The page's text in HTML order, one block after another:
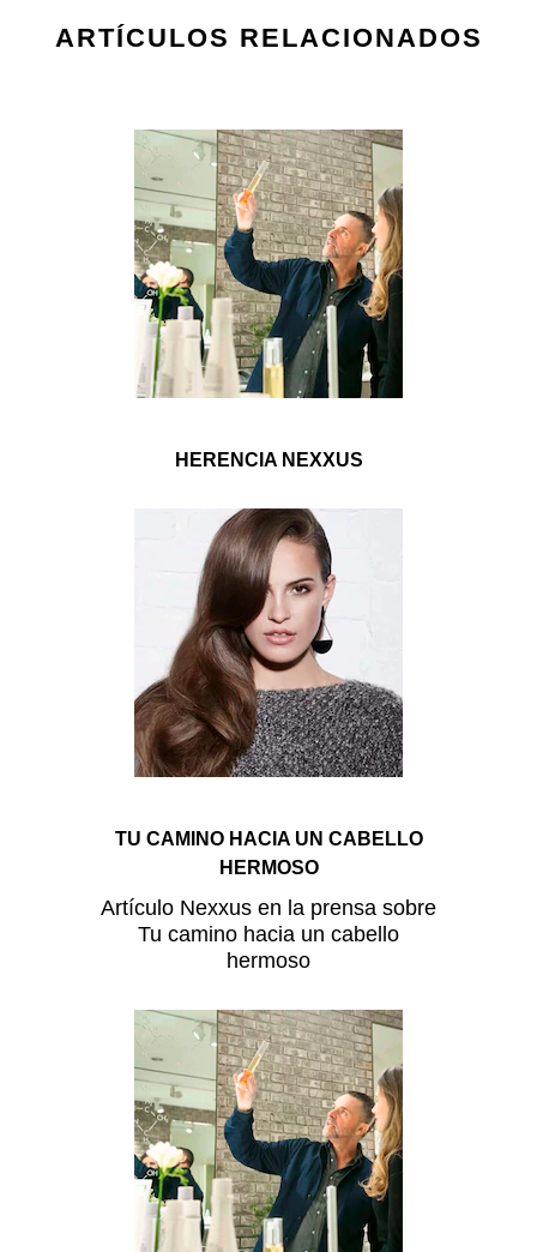
ARTÍCULOS RELACIONADOS
HERENCIA NEXXUS
TU CAMINO HACIA UN CABELLO
HERMOSO
Artículo Nexxus en la prensa sobre
Tu camino hacia un cabello
hermoso